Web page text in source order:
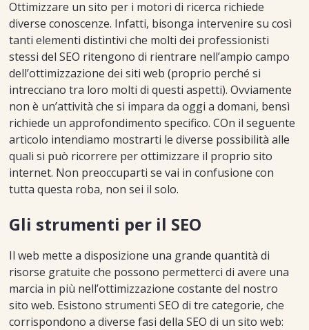
Ottimizzare un sito per i motori di ricerca richiede
diverse conoscenze. Infatti, bisonga intervenire su così
tanti elementi distintivi che molti dei professionisti
stessi del SEO ritengono di rientrare nell’ampio campo
dell’ottimizzazione dei siti web (proprio perché si
intrecciano tra loro molti di questi aspetti). Ovviamente
non è un’attività che si impara da oggi a domani, bensì
richiede un approfondimento specifico. COn il seguente
articolo intendiamo mostrarti le diverse possibilità alle
quali si può ricorrere per ottimizzare il proprio sito
internet. Non preoccuparti se vai in confusione con
tutta questa roba, non sei il solo.
Gli strumenti per il SEO
Il web mette a disposizione una grande quantità di
risorse gratuite che possono permetterci di avere una
marcia in più nell’ottimizzazione costante del nostro
sito web. Esistono strumenti SEO di tre categorie, che
corrispondono a diverse fasi della SEO di un sito web: